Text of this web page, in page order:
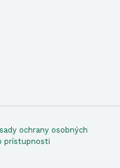
ochrany osobných
prístupnosti